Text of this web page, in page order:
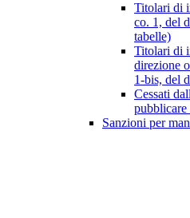
Titolari di
co. 1, del
tabelle)
Titolari di
direzione
1-bis, del
Cessati
Sanzioni per